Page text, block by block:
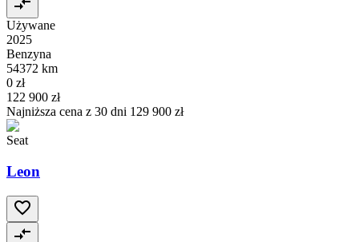
Używane
2025
Benzyna
54372 km
0 zł
122 900 zł
Najniższa cena z 30 dni 129 900 zł
Seat
Leon